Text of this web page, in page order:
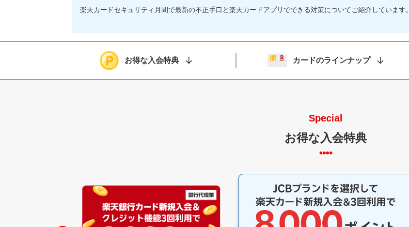
楽天カードセキュリティ月間で最新の不正手口と楽天カードアプリでできる対策についてご紹介しています。
お得な入会特典 カードのラインナップ
Special
お得な入会特典